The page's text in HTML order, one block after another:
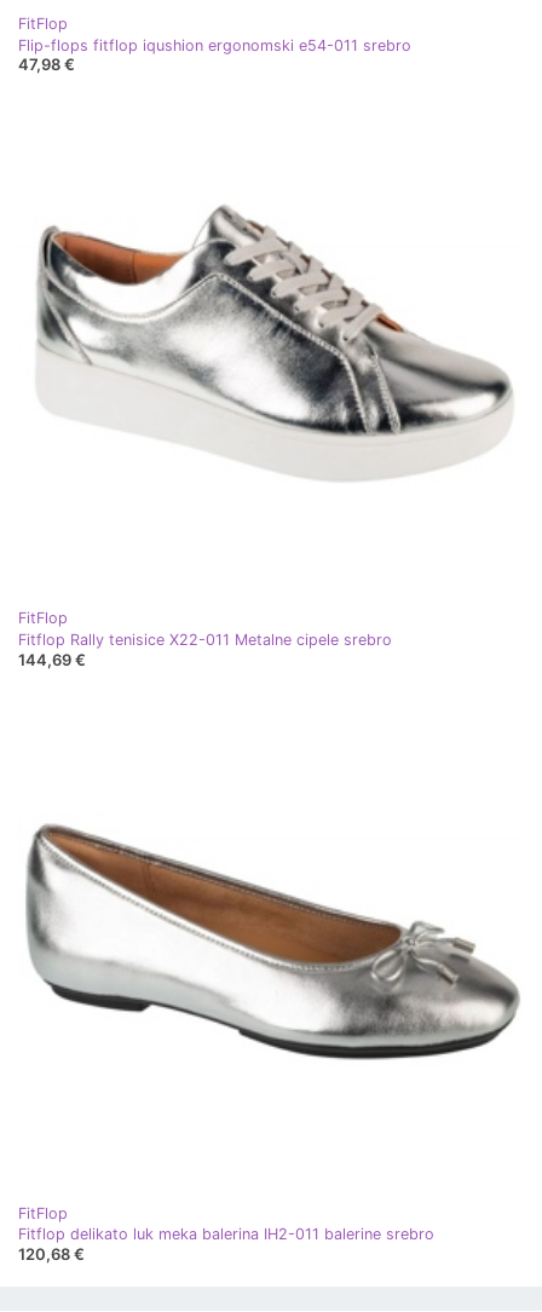
FitFlop
Flip-flops fitflop iqushion ergonomski e54-011 srebro
47,98 €
FitFlop
Fitflop Rally tenisice X22-011 Metalne cipele srebro
144,69 €
FitFlop
Fitflop delikato luk meka balerina IH2-011 balerine srebro
120,68 €